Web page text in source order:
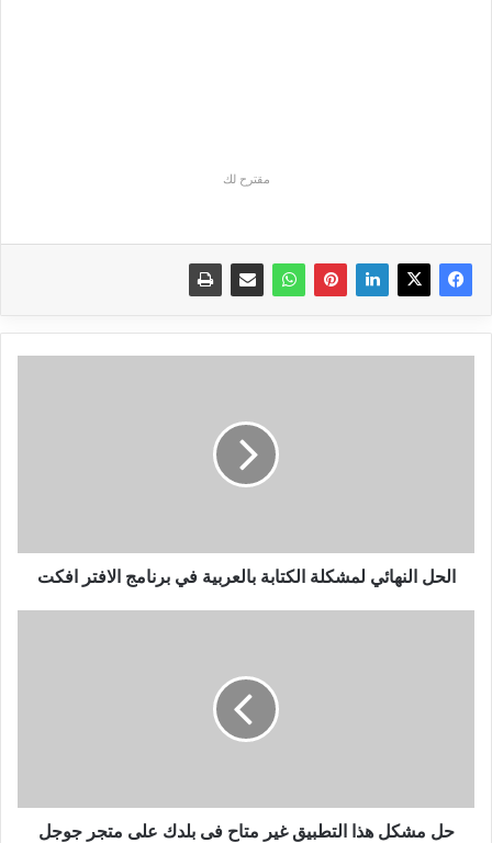
مقترح لك
افكت
الحل النهائي لمشكلة الكتابة بالعربية في برنامج الافتر افكت
على
متجرحل مشكل هذا التطبيق غير متاح فى بلدك على متجر جوجل